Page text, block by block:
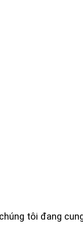
tôi đang